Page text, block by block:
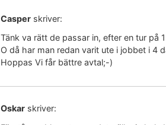
Casper skriver:
Tänk va rätt de passar in, efter en tur på
O då har man redan varit ute i jobbet i 4
Hoppas Vi får bättre avtal;-)
Oskar skriver: